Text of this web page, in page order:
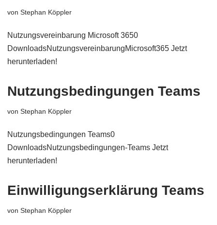
von Stephan Köppler
Nutzungsvereinbarung Microsoft 3650
DownloadsNutzungsvereinbarungMicrosoft365 Jetzt
herunterladen!
Nutzungsbedingungen Teams
von Stephan Köppler
Nutzungsbedingungen Teams0
DownloadsNutzungsbedingungen-Teams Jetzt
herunterladen!
Einwilligungserklärung Teams
von Stephan Köppler